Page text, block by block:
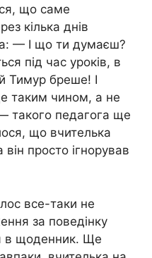
що саме
кілька днів
— І що ти думаєш?
під час уроків, в
Тимур бреше! І
таким чином, а не
такого педагога ще
що вчителька
просто ігнорував
все-таки не
за поведінку
в щоденник. Ще